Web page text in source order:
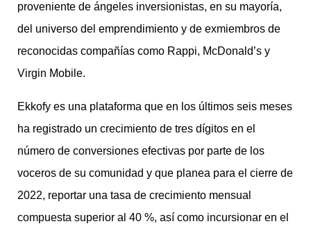
proveniente de ángeles inversionistas, en su mayoría,
del universo del emprendimiento y de exmiembros de
reconocidas compañías como Rappi, McDonald’s y
Virgin Mobile.
Ekkofy es una plataforma que en los últimos seis meses
ha registrado un crecimiento de tres dígitos en el
número de conversiones efectivas por parte de los
voceros de su comunidad y que planea para el cierre de
2022, reportar una tasa de crecimiento mensual
compuesta superior al 40 %, así como incursionar en el